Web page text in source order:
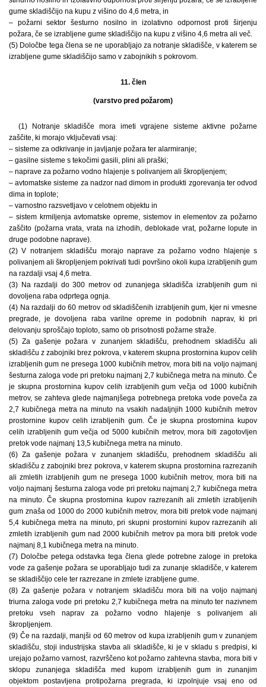
gume skladiščijo na kupu z višino do 4,6 metra, in
– požarni sektor šesturno nosilno in izolativno odpornost proti širjenju
požara, če se izrabljene gume skladiščijo na kupu z višino 4,6 metra ali več.
(5) Določbe tega člena se ne uporabljajo za notranje skladišče, v katerem se
izrabljene gume skladiščijo samo v zabojnikih s pokrovom.
11. člen
(varstvo pred požarom)
(1) Notranje skladišče mora imeti vgrajene sisteme aktivne požarne
zaščite, ki morajo vključevati vsaj:
– sisteme za odkrivanje in javljanje požara ter alarmiranje;
– gasilne sisteme s tekočimi gasili, plini ali praški;
– naprave za požarno vodno hlajenje s polivanjem ali škropljenjem;
– avtomatske sisteme za nadzor nad dimom in produkti zgorevanja ter odvod
dima in toplote;
– varnostno razsvetljavo v celotnem objektu in
– sistem krmiljenja avtomatske opreme, sistemov in elementov za požarno
zaščito (požarna vrata, vrata na izhodih, deblokade vrat, požarne lopute in
druge podobne naprave).
(2) V notranjem skladišču morajo naprave za požarno vodno hlajenje s
polivanjem ali škropljenjem pokrivati tudi površino okoli kupa izrabljenih gum
na razdalji vsaj 4,6 metra.
(3) Na razdalji do 300 metrov od zunanjega skladišča izrabljenih gum ni
dovoljena raba odprtega ognja.
(4) Na razdalji do 60 metrov od skladiščenih izrabljenih gum, kjer ni vmesne
pregrade, je dovoljena raba varilne opreme in podobnih naprav, ki pri
delovanju sproščajo toploto, samo ob prisotnosti požarne straže.
(5) Za gašenje požara v zunanjem skladišču, prehodnem skladišču ali
skladišču z zabojniki brez pokrova, v katerem skupna prostornina kupov celih
izrabljenih gum ne presega 1000 kubičnih metrov, mora biti na voljo najmanj
šesturna zaloga vode pri pretoku najmanj 2,7 kubičnega metra na minuto. Če
je skupna prostornina kupov celih izrabljenih gum večja od 1000 kubičnih
metrov, se zahteva glede najmanjšega potrebnega pretoka vode poveča za
2,7 kubičnega metra na minuto na vsakih nadaljnjih 1000 kubičnih metrov
prostornine kupov celih izrabljenih gum. Če je skupna prostornina kupov
celih izrabljenih gum večja od 5000 kubičnih metrov, mora biti zagotovljen
pretok vode najmanj 13,5 kubičnega metra na minuto.
(6) Za gašenje požara v zunanjem skladišču, prehodnem skladišču ali
skladišču z zabojniki brez pokrova, v katerem skupna prostornina razrezanih
ali zmletih izrabljenih gum ne presega 1000 kubičnih metrov, mora biti na
voljo najmanj šesturna zaloga vode pri pretoku najmanj 2,7 kubičnega metra
na minuto. Če skupna prostornina kupov razrezanih ali zmletih izrabljenih
gum znaša od 1000 do 2000 kubičnih metrov, mora biti pretok vode najmanj
5,4 kubičnega metra na minuto, pri skupni prostornini kupov razrezanih ali
zmletih izrabljenih gum nad 2000 kubičnih metrov pa mora biti pretok vode
najmanj 8,1 kubičnega metra na minuto.
(7) Določbe petega odstavka tega člena glede potrebne zaloge in pretoka
vode za gašenje požara se uporabljajo tudi za zunanje skladišče, v katerem
se skladiščijo cele ter razrezane in zmlete izrabljene gume.
(8) Za gašenje požara v notranjem skladišču mora biti na voljo najmanj
triurna zaloga vode pri pretoku 2,7 kubičnega metra na minuto ter nazivnem
pretoku vseh naprav za požarno vodno hlajenje s polivanjem ali
škropljenjem.
(9) Če na razdalji, manjši od 60 metrov od kupa izrabljenih gum v zunanjem
skladišču, stoji industrijska stavba ali skladišče, ki je v skladu s predpisi, ki
urejajo požarno varnost, razvrščeno kot požarno zahtevna stavba, mora biti v
sklopu zunanjega skladišča med kupom izrabljenih gum in zunanjim
objektom postavljena protipožarna pregrada, ki izpolnjuje vsaj eno od